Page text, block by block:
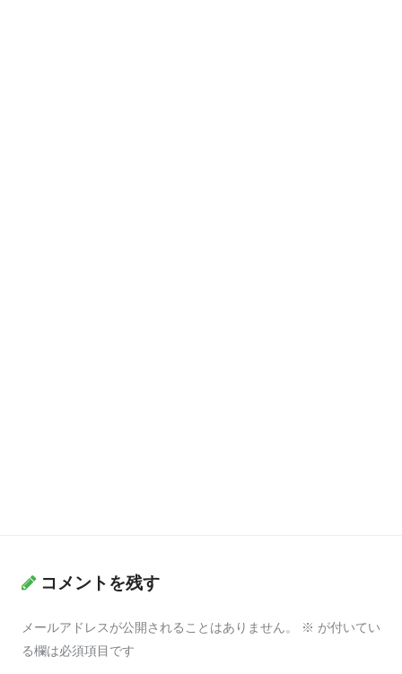
コメントを残す
メールアドレスが公開されることはありません。 ※ が付いてい
る欄は必須項目です